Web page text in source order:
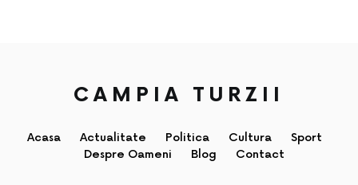
CAMPIA TURZII
Acasa Actualitate Politica Cultura
Sport
Despre Oameni
Blog Contact